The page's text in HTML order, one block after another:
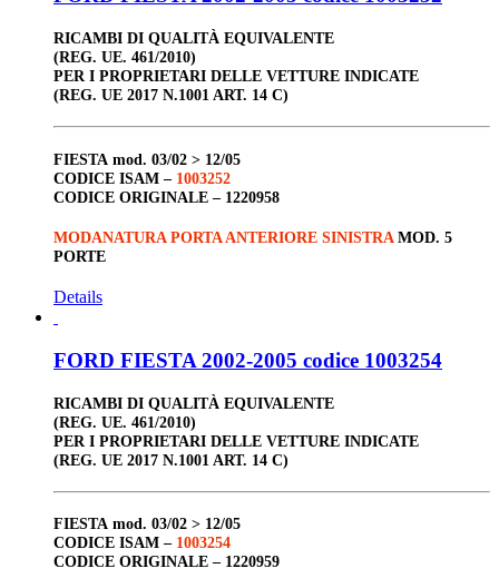
RICAMBI DI QUALITÀ EQUIVALENTE
(REG. UE. 461/2010)
PER I PROPRIETARI DELLE VETTURE INDICATE
(REG. UE 2017 N.1001 ART. 14 C)
FIESTA mod. 03/02 > 12/05
CODICE ISAM – 1003252
CODICE ORIGINALE – 1220958
MODANATURA PORTA ANTERIORE SINISTRA MOD. 5
PORTE
Details
FORD FIESTA 2002-2005 codice 1003254
RICAMBI DI QUALITÀ EQUIVALENTE
(REG. UE. 461/2010)
PER I PROPRIETARI DELLE VETTURE INDICATE
(REG. UE 2017 N.1001 ART. 14 C)
FIESTA mod. 03/02 > 12/05
CODICE ISAM – 1003254
CODICE ORIGINALE – 1220959